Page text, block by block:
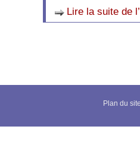
Lire la suite de
Plan du